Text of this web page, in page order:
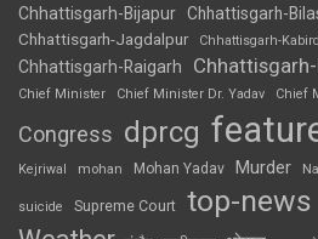
Chhattisgarh-Bijapur Chhattisgarh-
Chhattisgarh-Jagdalpur Chhattisgarh-
Chhattisgarh-Raigarh
Chief Minister
Chief Minister Dr. Yadav Chief
Congress dprcg
Kejriwal mohan Mohan Yadav Murder
suicide Supreme Court top-news